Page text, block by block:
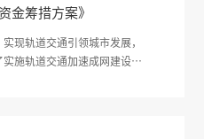
金筹措方案》
现轨道交通引领城市发展，
施轨道交通加速成网建设计